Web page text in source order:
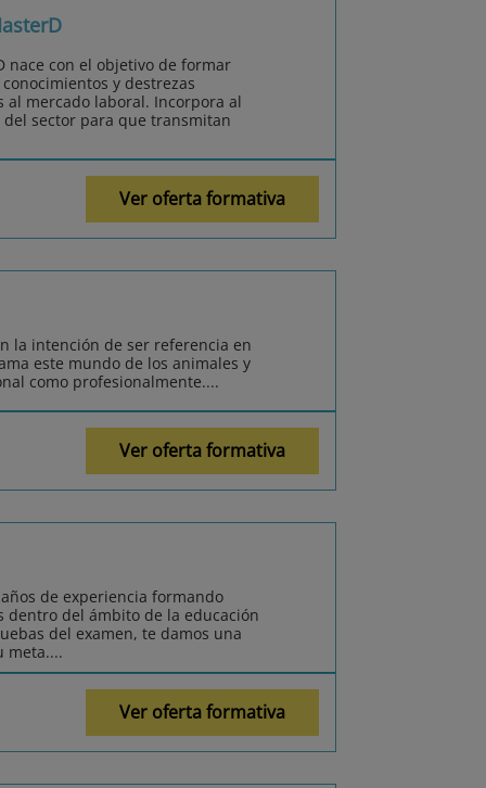
nace con el objetivo de formar
y destrezas
al mercado laboral. Incorpora al
sector para que transmitan
Ver oferta formativa
la intención de ser referencia en
este mundo de los animales y
como profesionalmente....
Ver oferta formativa
de experiencia formando
dentro del ámbito de la educación
del examen, te damos una
meta....
Ver oferta formativa